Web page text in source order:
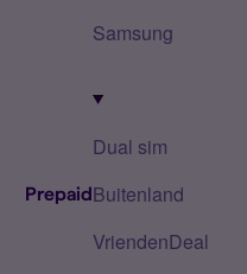
Prepaid
Samsung
Dual sim
Buitenland
VriendenDeal